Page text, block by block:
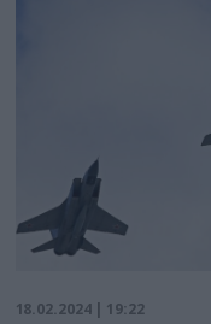
18.02.2024 | 19:22